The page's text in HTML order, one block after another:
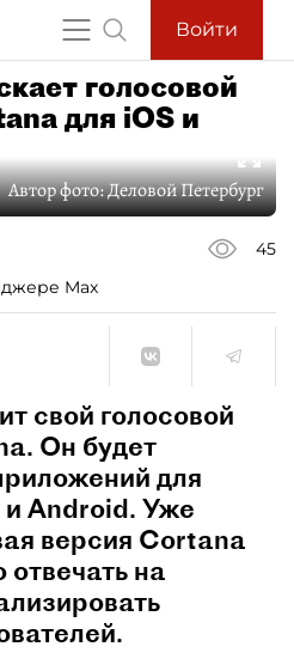
Войти
голосовой
для iOS и
Автор фото:Деловой Петербург
45
Max
свой голосовой
Он будет
для
и Android. Уже
версия Cortana
на